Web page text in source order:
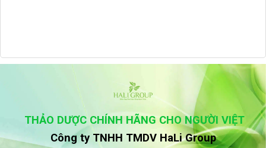
THẢO DƯỢC CHÍNH HÃNG CHO NGƯỜI VIỆT
Công ty TNHH TMDV HaLi Group